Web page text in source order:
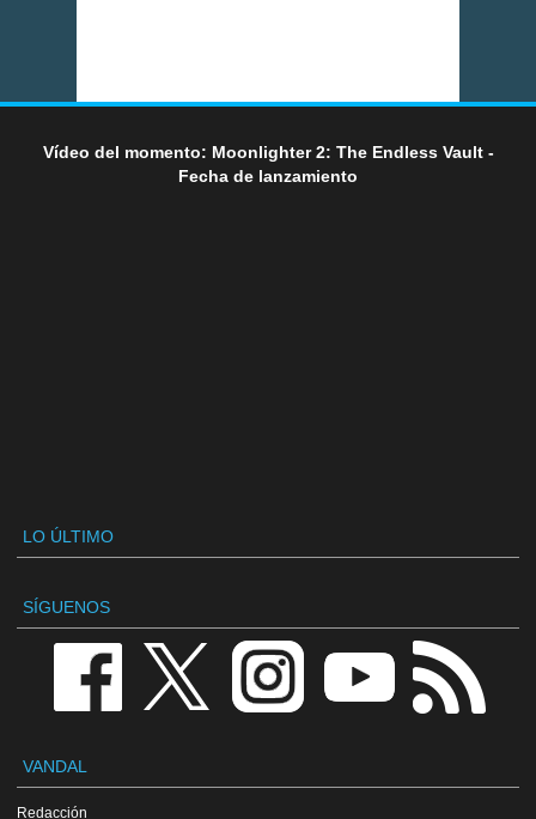
Vídeo del momento: Moonlighter 2: The Endless Vault -
Fecha de lanzamiento
LO ÚLTIMO
SÍGUENOS
VANDAL
Redacción